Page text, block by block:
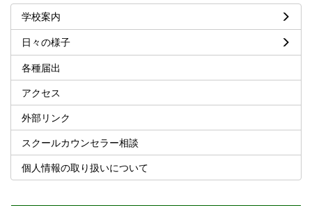
学校案内
日々の様子
各種届出
アクセス
外部リンク
スクールカウンセラー相談
個人情報の取り扱いについて